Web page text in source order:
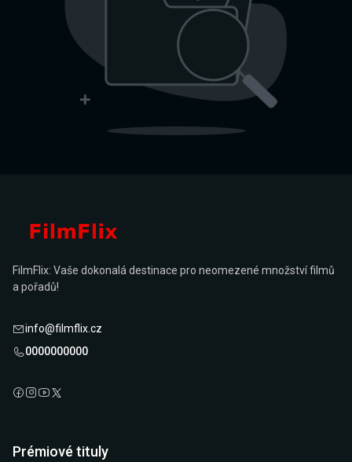
FilmFlix: Vaše dokonalá destinace pro neomezené množství filmů
a pořadů!
info@filmflix.cz
0000000000
Prémiové tituly